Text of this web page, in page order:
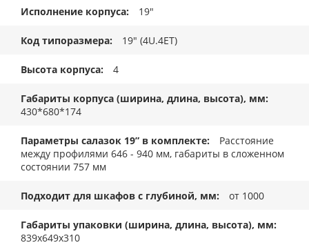
Исполнение корпуса 19"
Код типоразмера 19" (4U.4ET)
Высота корпуса 4
Габариты корпуса (ширина, длина, высота), мм
430*680*174
Параметры салазок 19” в комплекте
Расстояние
между профилями 646 - 940 мм, габариты в сложенном
состоянии 757 мм
Подходит для шкафов с глубиной, мм от 1000
Габариты упаковки (ширина, длина, высота), мм
839x649x310